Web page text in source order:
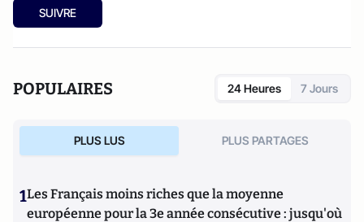
SUIVRE
POPULAIRES 24 Heures 7 Jours
PLUS LUS PLUS PARTAGES
1Les Français moins riches que la moyenne
européenne pour la 3e année consécutive : jusqu'où